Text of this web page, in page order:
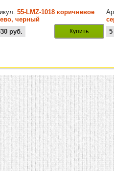
55-LMZ-1018 коричневое
черный
руб. Купить
5